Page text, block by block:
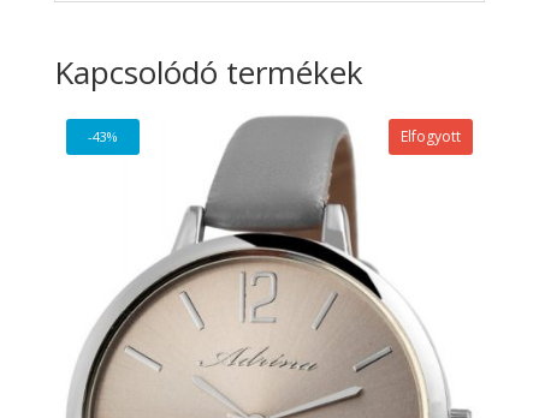
Kapcsolódó termékek
-43% Elfogyott